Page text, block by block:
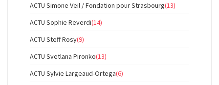
ACTU Simone Veil / Fondation pour Strasbourg(13)
ACTU Sophie Reverdi(14)
ACTU Steff Rosy(9)
ACTU Svetlana Pironko(13)
ACTU Sylvie Largeaud-Ortega(6)